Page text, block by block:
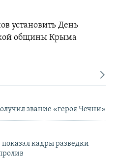
установить День
общины Крыма
звание «героя Чечни»
кадры разведки